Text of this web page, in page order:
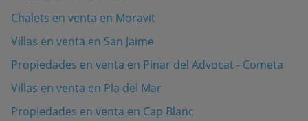
Chalets en venta en Moravit
Villas en venta en San Jaime
Propiedades en venta en Pinar del Advocat - Cometa
Villas en venta en Pla del Mar
Propiedades en venta en Cap Blanc